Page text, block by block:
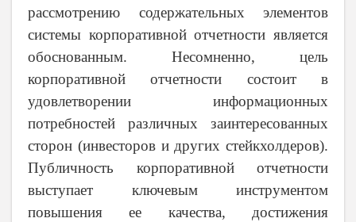
рассмотрению содержательных элементов
системы корпоративной отчетности является
обоснованным. Несомненно, цель
корпоративной отчетности состоит в
удовлетворении информационных
потребностей различных заинтересованных
сторон (инвесторов и других стейкхолдеров).
Публичность корпоративной отчетности
выступает ключевым инструментом
повышения ее качества, достижения